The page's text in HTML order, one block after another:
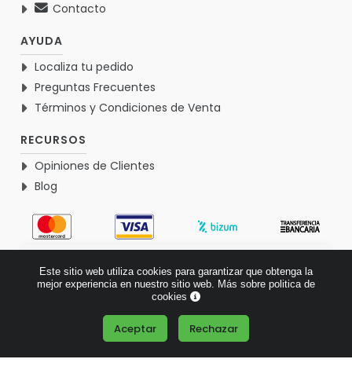
Contacto
AYUDA
Localiza tu pedido
Preguntas Frecuentes
Términos y Condiciones de Venta
RECURSOS
Opiniones de Clientes
Blog
Basado en 1767 opiniones >
Este sitio web utiliza cookies para garantizar que obtenga la
mejor experiencia en nuestro sitio web. Más sobre politica de
cookies
Aceptar Rechazar